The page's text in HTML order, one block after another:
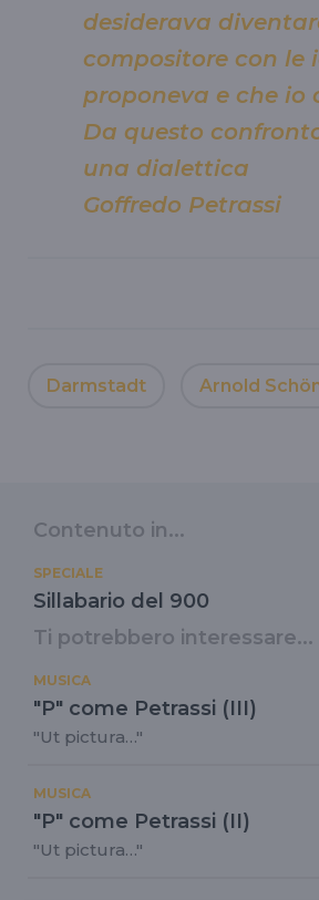
desiderava
compositore con le
proponeva e che io
Da questo
una dialettica
Goffredo Petrassi
Darmstadt Arnold
Contenuto in...
SPECIALE
Sillabario del 900
Ti potrebbero interessare...
MUSICA
"P" come Petrassi (III)
"Ut pictura…"
MUSICA
"P" come Petrassi (II)
"Ut pictura…"